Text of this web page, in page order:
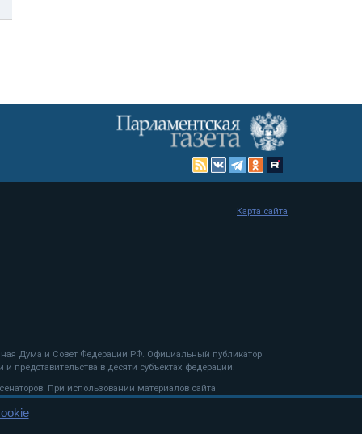
Дума и Совет Федерации РФ. Официальный публикатор
представительства в десяти субъектах федерации.
При использовании материалов сайта
Карта сайта